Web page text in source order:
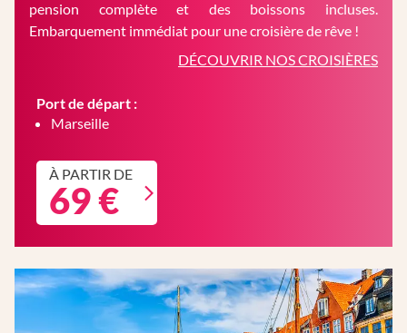
pension complète et des boissons incluses.
Embarquement immédiat pour une croisière de rêve !
DÉCOUVRIR NOS CROISIÈRES
Port de départ :
Marseille
À PARTIR DE
69 €